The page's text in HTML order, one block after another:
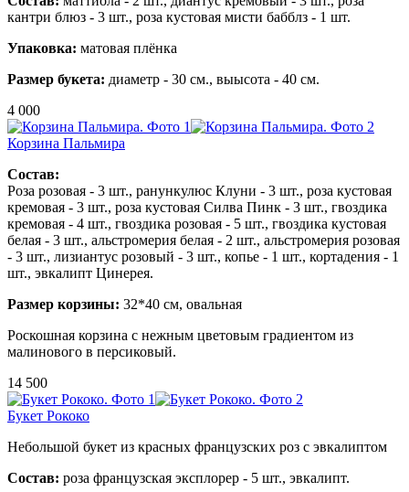
кантри блюз - 3 шт., роза кустовая мисти бабблз - 1 шт.
Упаковка: матовая плёнка
Размер букета: диаметр - 30 см., выысота - 40 см.
4 000
Корзина Пальмира
Состав:
Роза розовая - 3 шт., ранункулюс Клуни - 3 шт., роза кустовая
кремовая - 3 шт., роза кустовая Силва Пинк - 3 шт., гвоздика
кремовая - 4 шт., гвоздика розовая - 5 шт., гвоздика кустовая
белая - 3 шт., альстромерия белая - 2 шт., альстромерия розовая
- 3 шт., лизиантус розовый - 3 шт., копье - 1 шт., кортадения - 1
шт., эвкалипт Цинерея.
Размер корзины: 32*40 см, овальная
Роскошная корзина с нежным цветовым градиентом из
малинового в персиковый.
14 500
Букет Рококо
Небольшой букет из красных французских роз с эвкалиптом
Состав: роза французская эксплорер - 5 шт., эвкалипт.